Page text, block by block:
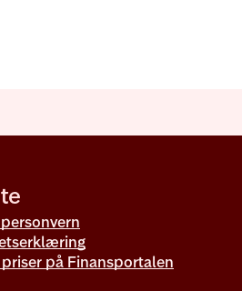
på Finansportalen